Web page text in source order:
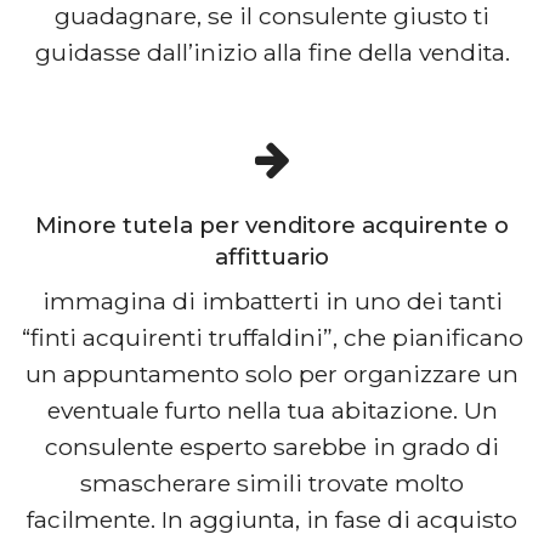
guadagnare, se il consulente giusto ti
guidasse dall’inizio alla fine della vendita.
Minore tutela per venditore acquirente o
affittuario
immagina di imbatterti in uno dei tanti
“finti acquirenti truffaldini”, che pianificano
un appuntamento solo per organizzare un
eventuale furto nella tua abitazione. Un
consulente esperto sarebbe in grado di
smascherare simili trovate molto
facilmente. In aggiunta, in fase di acquisto